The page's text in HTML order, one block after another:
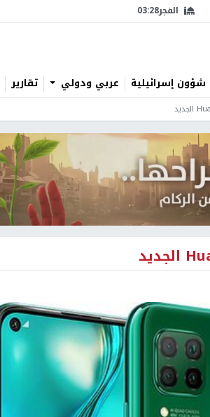
الفجر03:28
شؤون إسرائيلية عربي ودولي تقارير